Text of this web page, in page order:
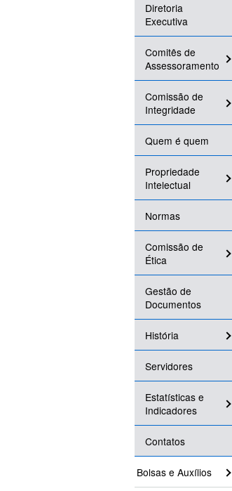
Diretoria
Executiva
Comitês de
Assessoramento
Comissão de
Integridade
Quem é quem
Propriedade
Intelectual
Normas
Comissão de
Ética
Gestão de
Documentos
História
Servidores
Estatísticas e
Indicadores
Contatos
Bolsas e Auxílios